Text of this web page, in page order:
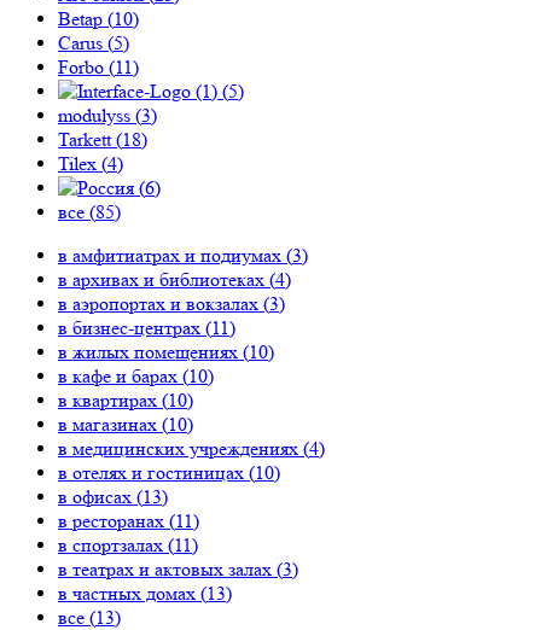
Betap (10)
Carus (5)
Forbo (11)
(5)
modulyss (3)
Tarkett (18)
Tilex (4)
(6)
все (85)
в амфитиатрах и подиумах (3)
в архивах и библиотеках (4)
в аэропортах и вокзалах (3)
в бизнес-центрах (11)
в жилых помещениях (10)
в кафе и барах (10)
в квартирах (10)
в магазинах (10)
в медицинских учреждениях (4)
в отелях и гостиницах (10)
в офисах (13)
в ресторанах (11)
в спортзалах (11)
в театрах и актовых залах (3)
в частных домах (13)
все (13)